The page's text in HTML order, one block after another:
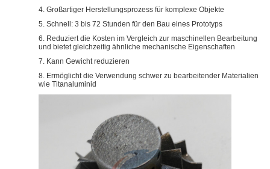
4. Großartiger Herstellungsprozess für komplexe Objekte
5. Schnell: 3 bis 72 Stunden für den Bau eines Prototyps
6. Reduziert die Kosten im Vergleich zur maschinellen Bearbeitung
und bietet gleichzeitig ähnliche mechanische Eigenschaften
7. Kann Gewicht reduzieren
8. Ermöglicht die Verwendung schwer zu bearbeitender Materialien
wie Titanaluminid